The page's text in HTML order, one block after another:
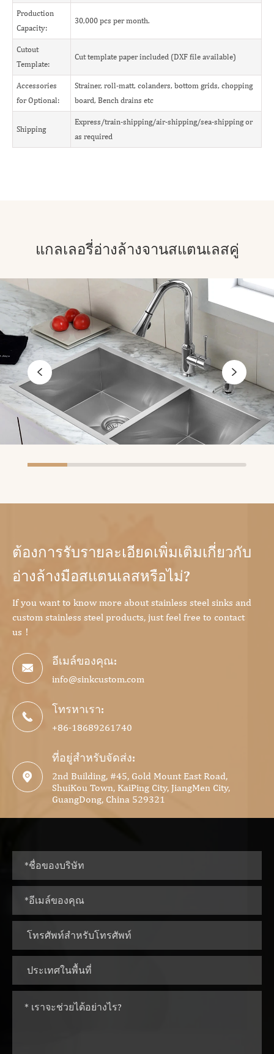
Production
Capacity:
30,000 pcs per month.
Cutout
Template:
Cut template paper included (DXF file available)
Accessories
for Optional:
Strainer, roll-matt, colanders, bottom grids, chopping
board, Bench drains etc
Shipping
Express/train-shipping/air-shipping/sea-shipping or
as required
แกลเลอรี่อ่างล้างจานสแตนเลสคู่
 
ต้องการรับรายละเอียดเพิ่มเติมเกี่ยวกับ
อ่างล้างมือสแตนเลสหรือไม่?
If you want to know more about stainless steel sinks and
custom stainless steel products, just feel free to contact
us！

อีเมล์ของคุณ:
info@sinkcustom.com

โทรหาเรา:
+86-18689261740

ที่อยู่สำหรับจัดส่ง:
2nd Building, #45, Gold Mount East Road,
ShuiKou Town, KaiPing City, JiangMen City,
GuangDong, China 529321